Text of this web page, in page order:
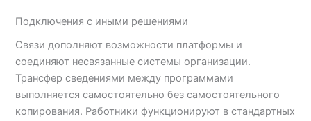
Подключения с иными решениями
Связи дополняют возможности платформы и
соединяют несвязанные системы организации.
Трансфер сведениями между программами
выполняется самостоятельно без самостоятельного
копирования. Работники функционируют в стандартных